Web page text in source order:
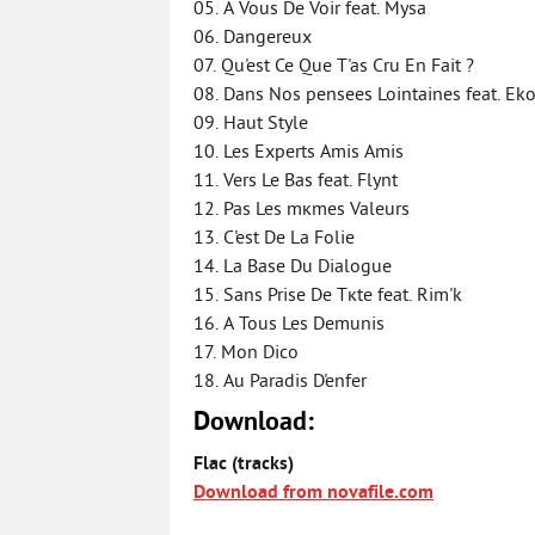
05. A Vous De Voir feat. Mysa
06. Dangereux
07. Qu'est Ce Que T'as Cru En Fait ?
08. Dans Nos pensees Lointaines feat.
09. Haut Style
10. Les Experts Amis Amis
11. Vers Le Bas feat. Flynt
12. Pas Les mкmes Valeurs
13. C'est De La Folie
14. La Base Du Dialogue
15. Sans Prise De Tкte feat. Rim'k
16. A Tous Les Demunis
17. Mon Dico
18. Au Paradis D'enfer
Download:
Flac (tracks)
Download from novafile.com